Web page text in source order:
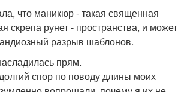
что маникюр - такая священная
скрепа рунет - пространства, и может
разрыв шаблонов.
прям.
спор по поводу длины моих